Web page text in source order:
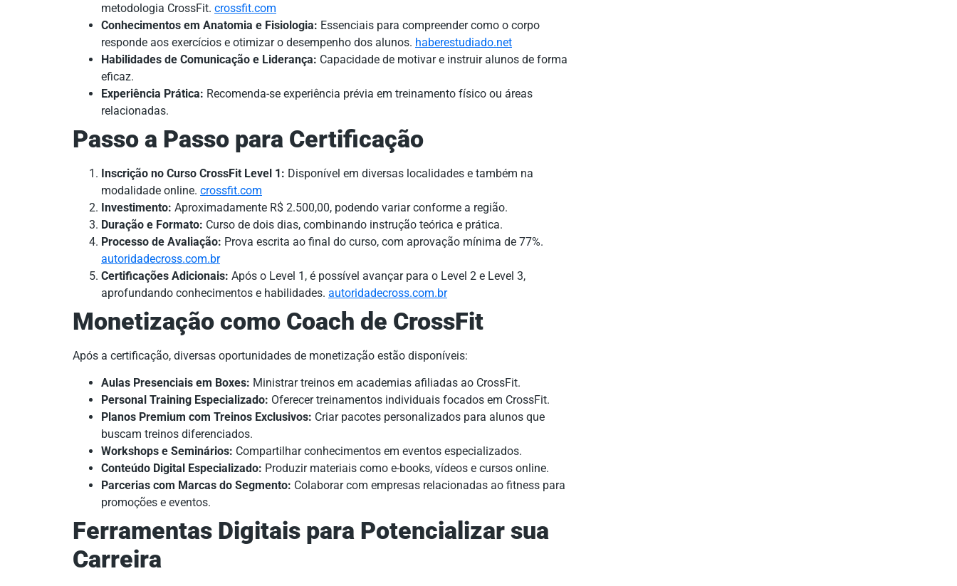
metodologia CrossFit. crossfit.com
Conhecimentos em Anatomia e Fisiologia: Essenciais para compreender como o corpo
responde aos exercícios e otimizar o desempenho dos alunos. haberestudiado.net
Habilidades de Comunicação e Liderança: Capacidade de motivar e instruir alunos de forma
eficaz.
Experiência Prática: Recomenda-se experiência prévia em treinamento físico ou áreas
relacionadas.
Passo a Passo para Certificação
Inscrição no Curso CrossFit Level 1: Disponível em diversas localidades e também na
modalidade online. crossfit.com
Investimento: Aproximadamente R$ 2.500,00, podendo variar conforme a região.
Duração e Formato: Curso de dois dias, combinando instrução teórica e prática.
Processo de Avaliação: Prova escrita ao final do curso, com aprovação mínima de 77%.
autoridadecross.com.br
Certificações Adicionais: Após o Level 1, é possível avançar para o Level 2 e Level 3,
aprofundando conhecimentos e habilidades. autoridadecross.com.br
Monetização como Coach de CrossFit
Após a certificação, diversas oportunidades de monetização estão disponíveis:
Aulas Presenciais em Boxes: Ministrar treinos em academias afiliadas ao CrossFit.
Personal Training Especializado: Oferecer treinamentos individuais focados em CrossFit.
Planos Premium com Treinos Exclusivos: Criar pacotes personalizados para alunos que
buscam treinos diferenciados.
Workshops e Seminários: Compartilhar conhecimentos em eventos especializados.
Conteúdo Digital Especializado: Produzir materiais como e-books, vídeos e cursos online.
Parcerias com Marcas do Segmento: Colaborar com empresas relacionadas ao fitness para
promoções e eventos.
Ferramentas Digitais para Potencializar sua
Carreira